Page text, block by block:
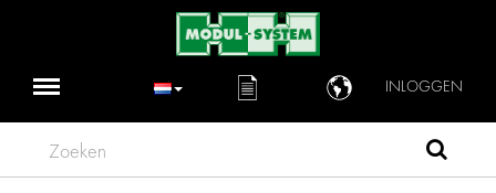
INLOGGEN
Zoeken